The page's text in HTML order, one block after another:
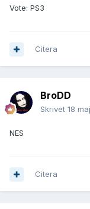
Vote: PS3
Citera
BroDD
Skrivet 18
NES
Citera